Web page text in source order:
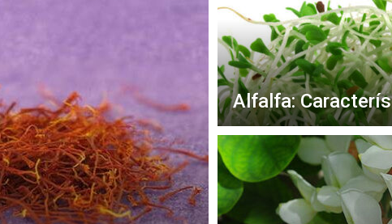
Alfalfa: